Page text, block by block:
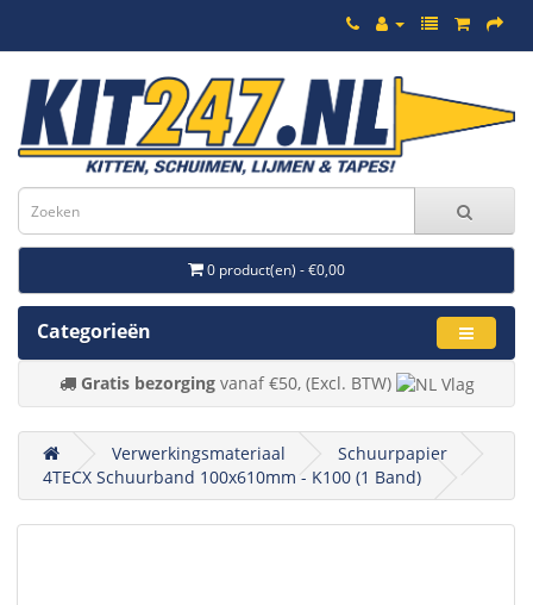
0 product(en) - €0,00
Categorieën
Gratis bezorgingvanaf €50, (Excl. BTW)
Verwerkingsmateriaal
Schuurpapier
4TECX Schuurband 100x610mm - K100 (1 Band)